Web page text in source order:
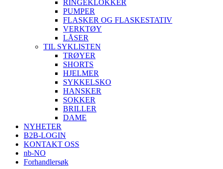
RINGEKLOKKER
PUMPER
FLASKER OG FLASKESTATIV
VERKTØY
LÅSER
TIL SYKLISTEN
TRØYER
SHORTS
HJELMER
SYKKELSKO
HANSKER
SOKKER
BRILLER
DAME
NYHETER
B2B-LOGIN
KONTAKT OSS
nb-NO
Forhandlersøk